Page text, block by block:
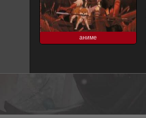
аниме